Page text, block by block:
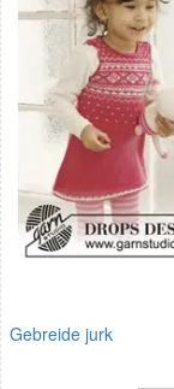
Gebreide jurk